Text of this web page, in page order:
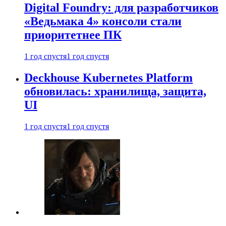
Digital Foundry: для разработчиков
«Ведьмака 4» консоли стали
приоритетнее ПК
1 год спустя1 год спустя
Deckhouse Kubernetes Platform
обновилась: хранилища, защита,
UI
1 год спустя1 год спустя